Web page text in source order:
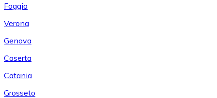
Foggia
Verona
Genova
Caserta
Catania
Grosseto